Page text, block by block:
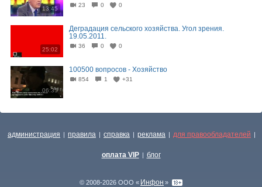
13:45
23 0 0
25:02
Деградация сельского хозяйства. Угол зрения.
19.05.2011.
36 0 0
06:35
100500 вопросов - Хозяйство
854 1 +31
администрация | правила | справка | реклама | для правообладателей |
оплата VIP | блог
© 2008-2026 ООО « Инфон »